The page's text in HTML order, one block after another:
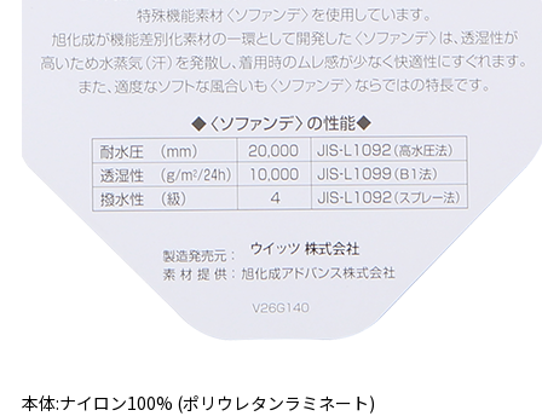
本体:ナイロン100% (ポリウレタンラミネート)